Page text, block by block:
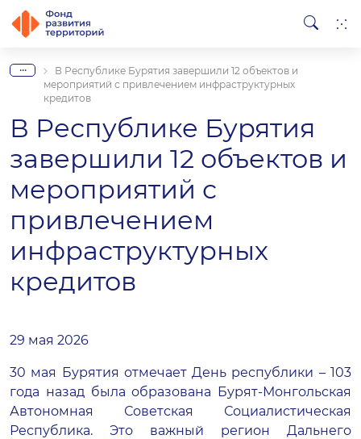
...
В Республике Бурятия завершили 12 объектов и
мероприятий с привлечением инфраструктурных
кредитов
В Республике Бурятия
завершили 12 объектов и
мероприятий с
привлечением
инфраструктурных
кредитов
29 мая 2026
30 мая Бурятия отмечает День республики – 103
года назад была образована Бурят-Монгольская
Автономная Советская Социалистическая
Республика. Это важный регион Дальнего